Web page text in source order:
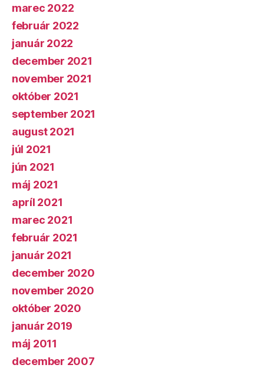
marec 2022
február 2022
január 2022
december 2021
november 2021
október 2021
september 2021
august 2021
júl 2021
jún 2021
máj 2021
apríl 2021
marec 2021
február 2021
január 2021
december 2020
november 2020
október 2020
január 2019
máj 2011
december 2007